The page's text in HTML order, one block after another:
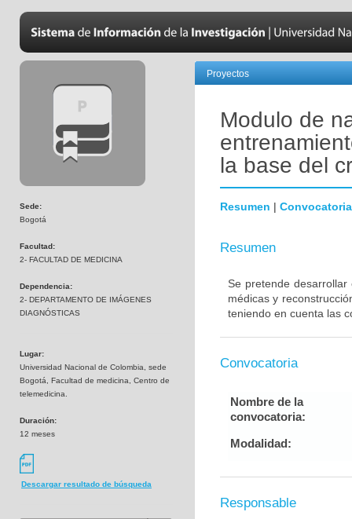
Sede:
Bogotá
Facultad:
2- FACULTAD DE MEDICINA
Dependencia:
2- DEPARTAMENTO DE IMÁGENES
DIAGNÓSTICAS
Lugar:
Universidad Nacional de Colombia, sede
Bogotá, Facultad de medicina, Centro de
telemedicina.
Duración:
12 meses
Descargar resultado de búsqueda
Proyectos
Modulo de
la base del
Resumen | Convocatoria
Resumen
Se pretende
médicas y
teniendo en cuenta las
Convocatoria
Nombre de la
convocatoria:
Modalidad:
Responsable